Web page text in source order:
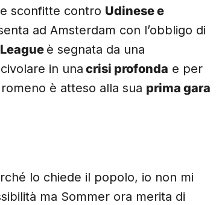
sconfitte contro Udinese e
ad Amsterdam con l’obbligo di
è segnata da una
in una crisi profonda e per
è atteso alla sua prima gara
lo chiede il popolo, io non mi
ma Sommer ora merita di